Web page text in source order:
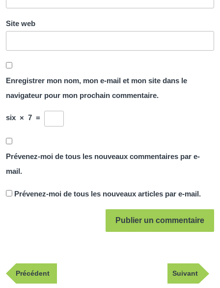
Site web
Enregistrer mon nom, mon e-mail et mon site dans le
navigateur pour mon prochain commentaire.
six × 7 =
Prévenez-moi de tous les nouveaux commentaires par e-
mail.
Prévenez-moi de tous les nouveaux articles par e-mail.
Navigation
dePublication
précédente
Précédent
Article
suivant
Suivant